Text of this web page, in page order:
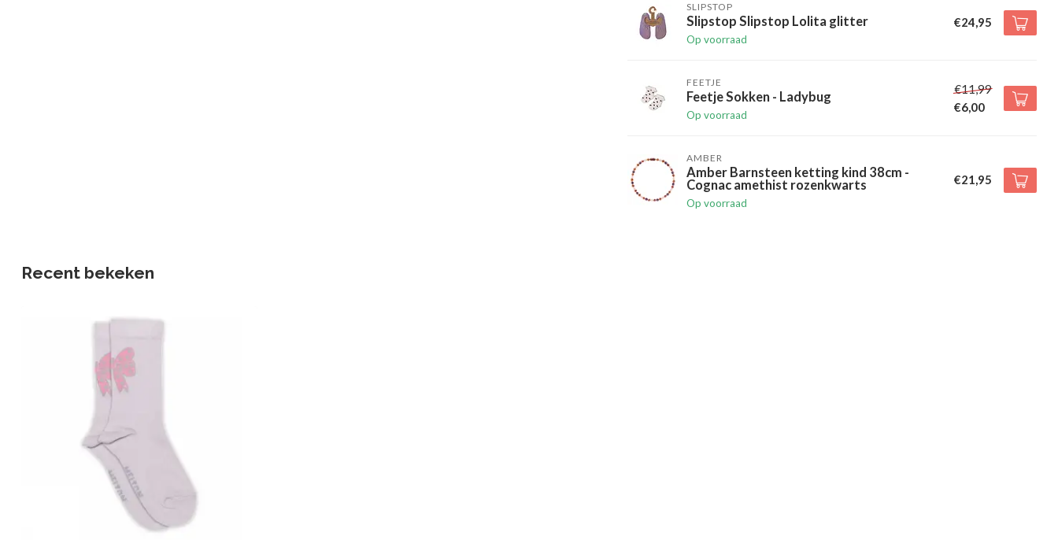
SLIPSTOP
Slipstop Slipstop Lolita glitter
Op voorraad
€24,95
FEETJE
Feetje Sokken - Ladybug
Op voorraad
€11,99
€6,00
AMBER
Amber Barnsteen ketting kind 38cm -
Cognac amethist rozenkwarts
Op voorraad
€21,95
Recent bekeken